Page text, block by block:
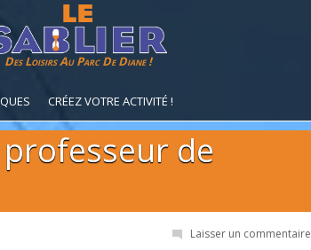
Des Loisirs Au Parc De Diane !
CRÉEZ VOTRE ACTIVITÉ !
de
Laisser un commentaire